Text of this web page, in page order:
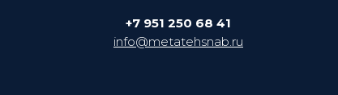
+7 951 250 68 41
info@metatehsnab.ru